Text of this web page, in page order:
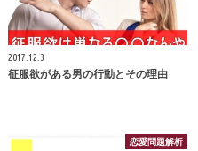
2017.12.3
征服欲がある男の行動とその理由
恋愛問題解析